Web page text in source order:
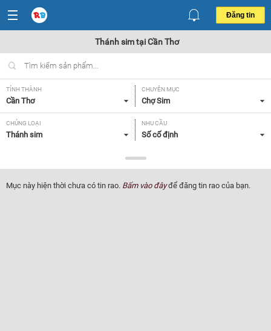
Đăng tin
Thánh sim tại Cần Thơ
TỈNH THÀNH
Cần Thơ
CHUYÊN MỤC
Chợ Sim
CHỦNG LOẠI
Thánh sim
NHU CẦU
Số cố định
Tất cả
Mục này hiện thời chưa có tin rao. Bấm vào đâyđể đăng tin rao của bạn.